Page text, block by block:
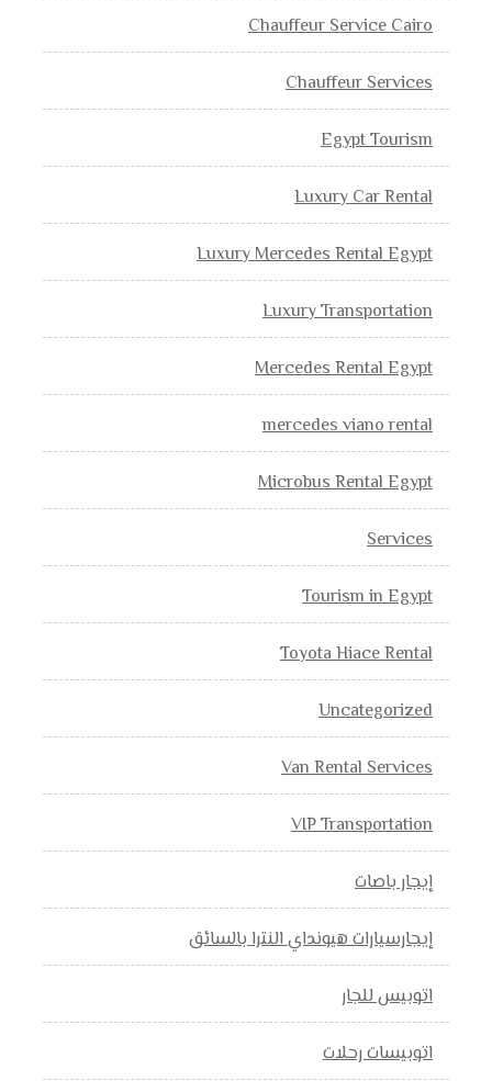
Chauffeur Service Cairo
Chauffeur Services
Egypt Tourism
Luxury Car Rental
Luxury Mercedes Rental Egypt
Luxury Transportation
Mercedes Rental Egypt
mercedes viano rental
Microbus Rental Egypt
Services
Tourism in Egypt
Toyota Hiace Rental
Uncategorized
Van Rental Services
VIP Transportation
إيجار باصات
إيجارسيارات هيونداي النترا بالسائق
اتوبيس للجار
اتوبيسات رحلات